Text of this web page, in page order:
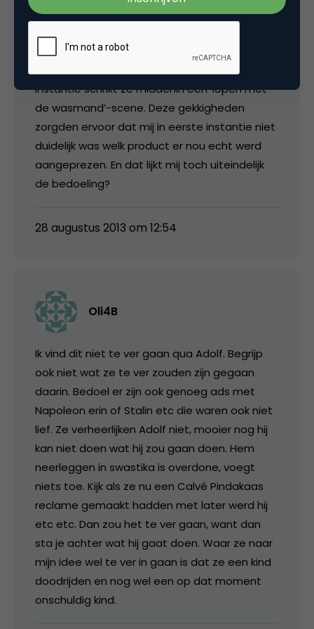
beetje gek. Of werkt die systeem niet net
eerste instantie toe vanachter het gordijn
hoe haar zoon wordt overreden en in tweede
instantie schrikt ze middenin een ‘lopen met
de wasmand’-scene. Deze gekkigheden
zorgden ervoor dat mij in eerste instantie niet
duidelijk was welk product er nou echt werd
aangeprezen. En dat lijkt mij toch uiteindelijk
de bedoeling?
28 augustus 2013 om 12:54
Oli4B
Ik vind dit niet te ver gaan qua Adolf. Begrijp
ook niet wat ze te ver zouden zijn gegaan
daarin. Bedoel er zijn ook genoeg ads met
Napoleon erin of Stalin etc die waren ook niet
lief. Ze verheerlijken Adolf niet, mooier nog hij
kan niet doen wat hij zou gaan doen. Hem
neerleggen in swastika is overdone, voegt
niets toe. Kijk als ze nu een Calvé Pindakaas
reclame gemaakt hadden met later werd hij
etc etc. Dan zou het te ver gaan, want dan
sta je achter wat hij gaat doen. Waar ze naar
mijn idee wel te ver in gaan is dat ze een kind
doodrijden en nog wel een op dat moment
onschuldig kind.